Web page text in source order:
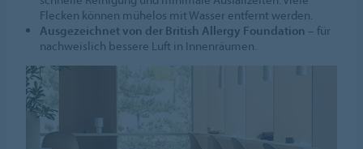
Flecken können mühelos mit Wasser entfernt werden.
Ausgezeichnet von der British Allergy Foundation – für
nachweislich bessere Luft in Innenräumen.